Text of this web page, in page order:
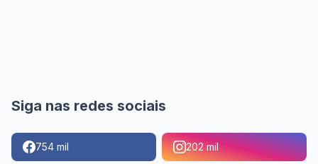
Siga nas redes sociais
754 mil 202 mil